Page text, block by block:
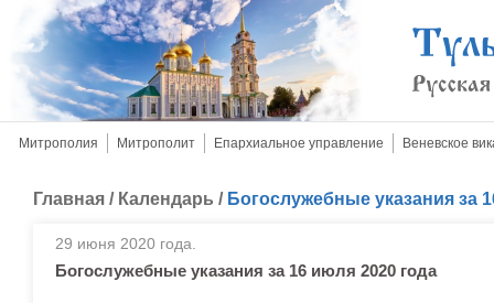
Митрополия Митрополит Епархиальное управление Веневское
Главная / Календарь / Богослужебные указания за
29 июня 2020 года.
Богослужебные указания за 16 июля 2020 года